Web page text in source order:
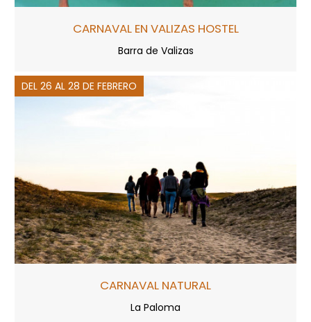
CARNAVAL EN VALIZAS HOSTEL
Barra de Valizas
DEL 26 AL 28 DE FEBRERO
CARNAVAL NATURAL
La Paloma